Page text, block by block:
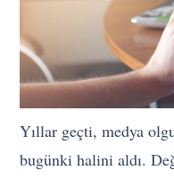
Yıllar geçti, medya
bugünki halini aldı.